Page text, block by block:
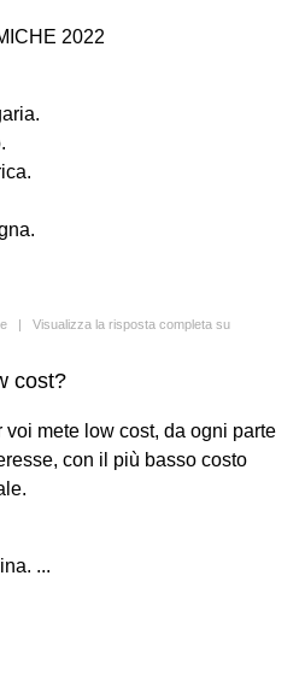
2022
| Visualizza la risposta completa su
cost?
mete low cost, da ogni parte
con il più basso costo
...